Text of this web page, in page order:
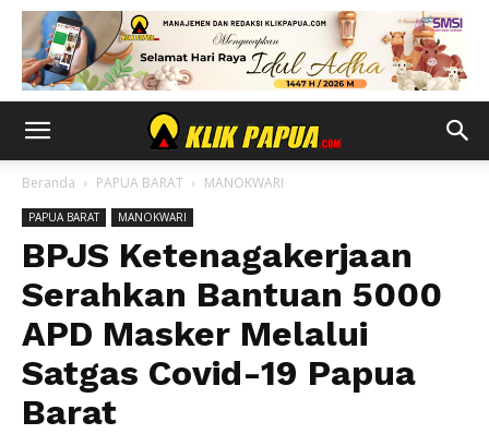
Beranda PAPUA BARAT MANOKWARI
PAPUA BARAT MANOKWARI
BPJS Ketenagakerjaan
Serahkan Bantuan 5000
APD Masker Melalui
Satgas Covid-19 Papua
Barat